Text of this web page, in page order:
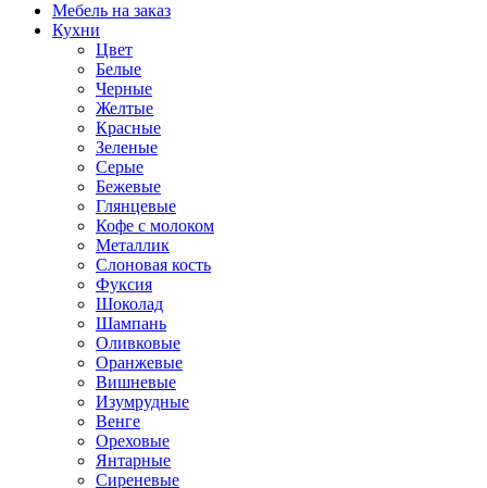
Мебель на заказ
Кухни
Цвет
Белые
Черные
Желтые
Красные
Зеленые
Серые
Бежевые
Глянцевые
Кофе с молоком
Металлик
Слоновая кость
Фуксия
Шоколад
Шампань
Оливковые
Оранжевые
Вишневые
Изумрудные
Венге
Ореховые
Янтарные
Сиреневые